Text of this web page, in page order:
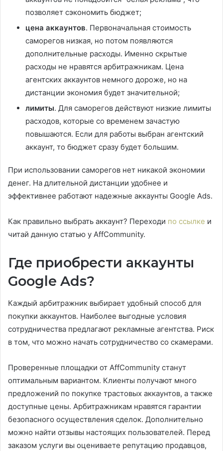
позволяет сэкономить бюджет;
цена аккаунтов. Первоначальная стоимость
саморегов низкая, но потом появляются
дополнительные расходы. Именно скрытые
расходы не нравятся арбитражникам. Цена
агентских аккаунтов немного дороже, но на
дистанции экономия будет значительной;
лимиты. Для саморегов действуют низкие лимиты
расходов, которые со временем зачастую
повышаются. Если для работы выбран агентский
аккаунт, то бюджет сразу будет большим.
При использовании саморегов нет никакой экономии
денег. На длительной дистанции удобнее и
эффективнее работают надежные аккаунты Google Ads.
Как правильно выбрать аккаунт? Переходи по ссылке и
читай данную статью у AffCommunity.
Где приобрести аккаунты
Google Ads?
Каждый арбитражник выбирает удобный способ для
покупки аккаунтов. Наиболее выгодные условия
сотрудничества предлагают рекламные агентства. Риск
в том, что можно начать сотрудничество со скамерами.
Проверенные площадки от AffCommunity станут
оптимальным вариантом. Клиенты получают много
предложений по покупке трастовых аккаунтов, а также
доступные цены. Арбитражникам нравятся гарантии
безопасного осуществления сделок. Дополнительно
можно найти отзывы настоящих пользователей. Перед
заказом услуги вы оцениваете репутацию продавцов,